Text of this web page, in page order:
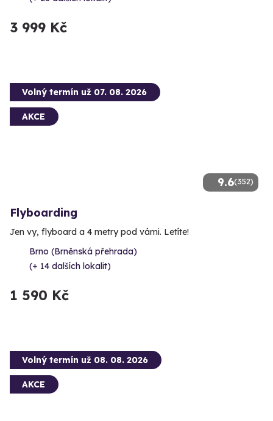
3 999 Kč
9.6(352)
Volný termín už 07. 08. 2026
AKCE
Flyboarding
Jen vy, flyboard a 4 metry pod vámi. Letíte!
Brno (Brněnská přehrada)
(+ 14 dalších lokalit)
1 590 Kč
Volný termín už 08. 08. 2026
AKCE